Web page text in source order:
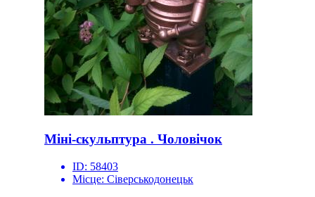
Міні-скульптура . Чоловічок
ID: 58403
Місце: Сіверськодонецьк